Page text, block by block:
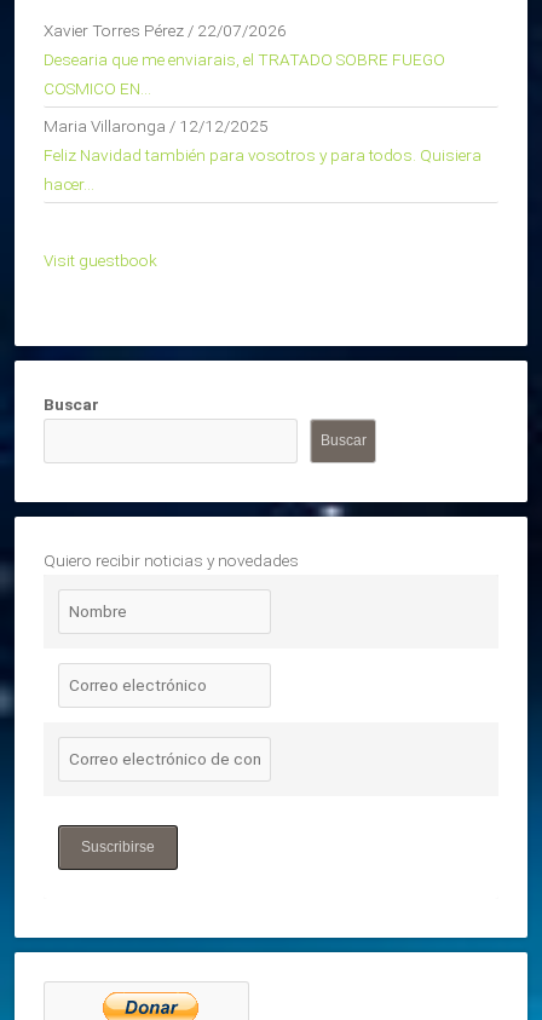
Xavier Torres Pérez / 22/07/2026
Desearia que me enviarais, el TRATADO SOBRE FUEGO
COSMICO EN...
Maria Villaronga / 12/12/2025
Feliz Navidad también para vosotros y para todos. Quisiera
hacer...
Visit guestbook
Buscar
Buscar
Quiero recibir noticias y novedades
Suscribirse